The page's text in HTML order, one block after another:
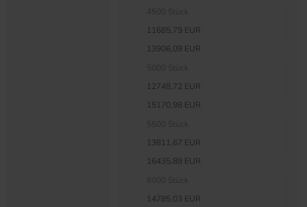
11685,79 EUR
13906,09 EUR
12748,72 EUR
15170,98 EUR
13811,67 EUR
16435,89 EUR
14785,03 EUR